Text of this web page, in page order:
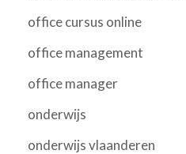
office cursus online
office management
office manager
onderwijs
onderwijs vlaanderen